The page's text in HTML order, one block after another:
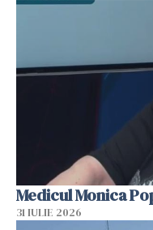
Medicul Monica
31 IULIE 2026